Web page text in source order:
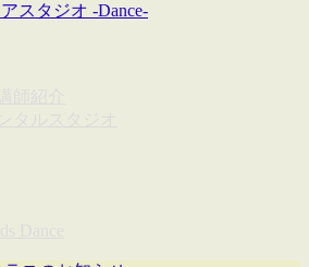
スタジオ -Dance-